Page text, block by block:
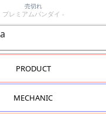
売切れ
プレミアムバンダイ -
PRODUCT
MECHANIC